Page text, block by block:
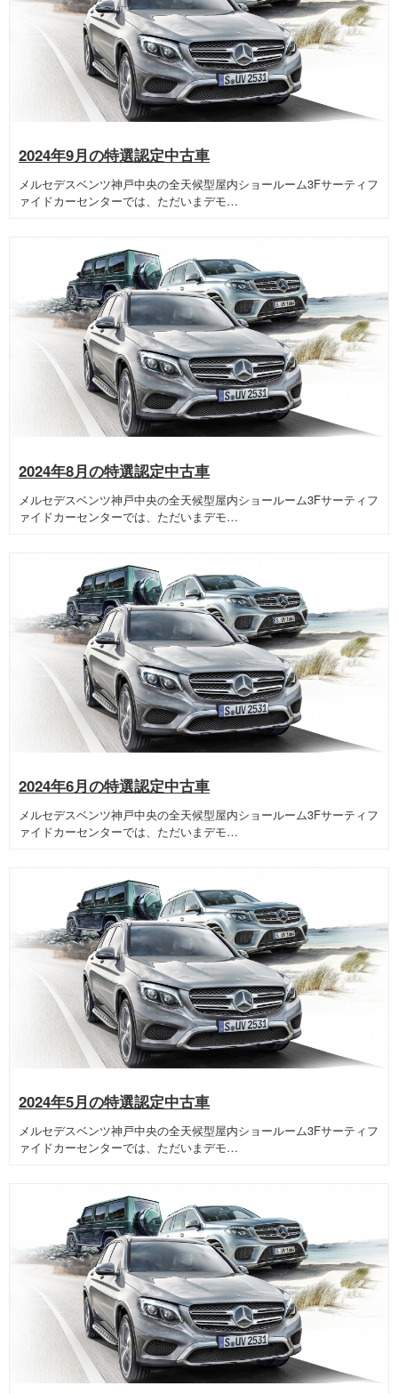
2024年9月の特選認定中古車
メルセデスベンツ神戸中央の全天候型屋内ショールーム3Fサーティフ
ァイドカーセンターでは、ただいまデモ…
2024年8月の特選認定中古車
メルセデスベンツ神戸中央の全天候型屋内ショールーム3Fサーティフ
ァイドカーセンターでは、ただいまデモ…
2024年6月の特選認定中古車
メルセデスベンツ神戸中央の全天候型屋内ショールーム3Fサーティフ
ァイドカーセンターでは、ただいまデモ…
2024年5月の特選認定中古車
メルセデスベンツ神戸中央の全天候型屋内ショールーム3Fサーティフ
ァイドカーセンターでは、ただいまデモ…